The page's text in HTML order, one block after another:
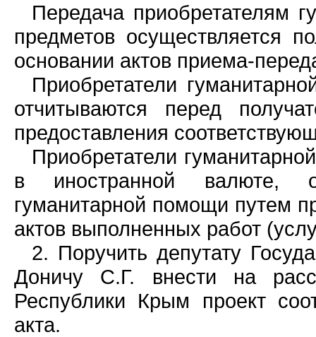
Передача приобретателям
предметов осуществляется
основании актов приема-
Приобретатели
отчитываются перед
предоставления
Приобретатели
в иностранной валюте,
гуманитарной помощи путем
актов выполненных работ
2. Поручить депутату
Доничу С.Г. внести на
Республики Крым проект
акта.